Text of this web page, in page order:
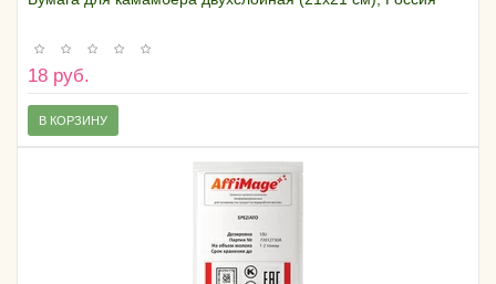
18 руб.
В КОРЗИНУ